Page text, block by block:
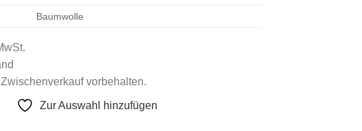
Baumwolle
vorbehalten.
Zur Auswahl hinzufügen